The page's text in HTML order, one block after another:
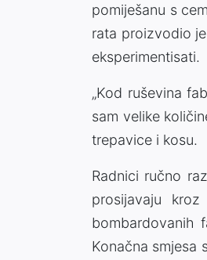
pomiješanu s
rata proizvodio
eksperimentisati.
„Kod ruševina
sam velike
trepavice i kosu.
Radnici ručno
prosijavaju
bombardovanih
Konačna smjesa